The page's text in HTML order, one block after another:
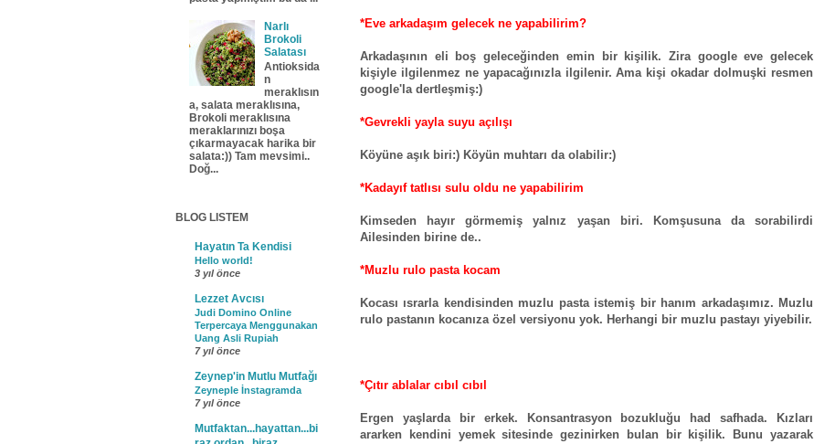
*Eve arkadaşım gelecek ne yapabilirim?
Arkadaşının eli boş geleceğinden emin bir kişilik. Zira google eve gelecek
kişiyle ilgilenmez ne yapacağınızla ilgilenir. Ama kişi okadar dolmuşki resmen
google'la dertleşmiş:)
*Gevrekli yayla suyu açılışı
Köyüne aşık biri:) Köyün muhtarı da olabilir:)
*Kadayıf tatlısı sulu oldu ne yapabilirim
Kimseden hayır görmemiş yalnız yaşan biri. Komşusuna da sorabilirdi
Ailesinden birine de..
*Muzlu rulo pasta kocam
Kocası ısrarla kendisinden muzlu pasta istemiş bir hanım arkadaşımız. Muzlu
rulo pastanın kocanıza özel versiyonu yok. Herhangi bir muzlu pastayı yiyebilir.
*Çıtır ablalar cıbıl cıbıl
Ergen yaşlarda bir erkek. Konsantrasyon bozukluğu had safhada. Kızları
ararken kendini yemek sitesinde gezinirken bulan bir kişilik. Bunu yazarak
Narlı
Brokoli
Salatası
Antioksida
n
meraklısın
a, salata meraklısına,
Brokoli meraklısına
meraklarınızı boşa
çıkarmayacak harika bir
salata:)) Tam mevsimi..
Doğ...
BLOG LISTEM
Hayatın Ta Kendisi
Hello world!
3 yıl önce
Lezzet Avcısı
Judi Domino Online
Terpercaya Menggunakan
Uang Asli Rupiah
7 yıl önce
Zeynep'in Mutlu Mutfağı
Zeyneple İnstagramda
7 yıl önce
Mutfaktan...hayattan...bi